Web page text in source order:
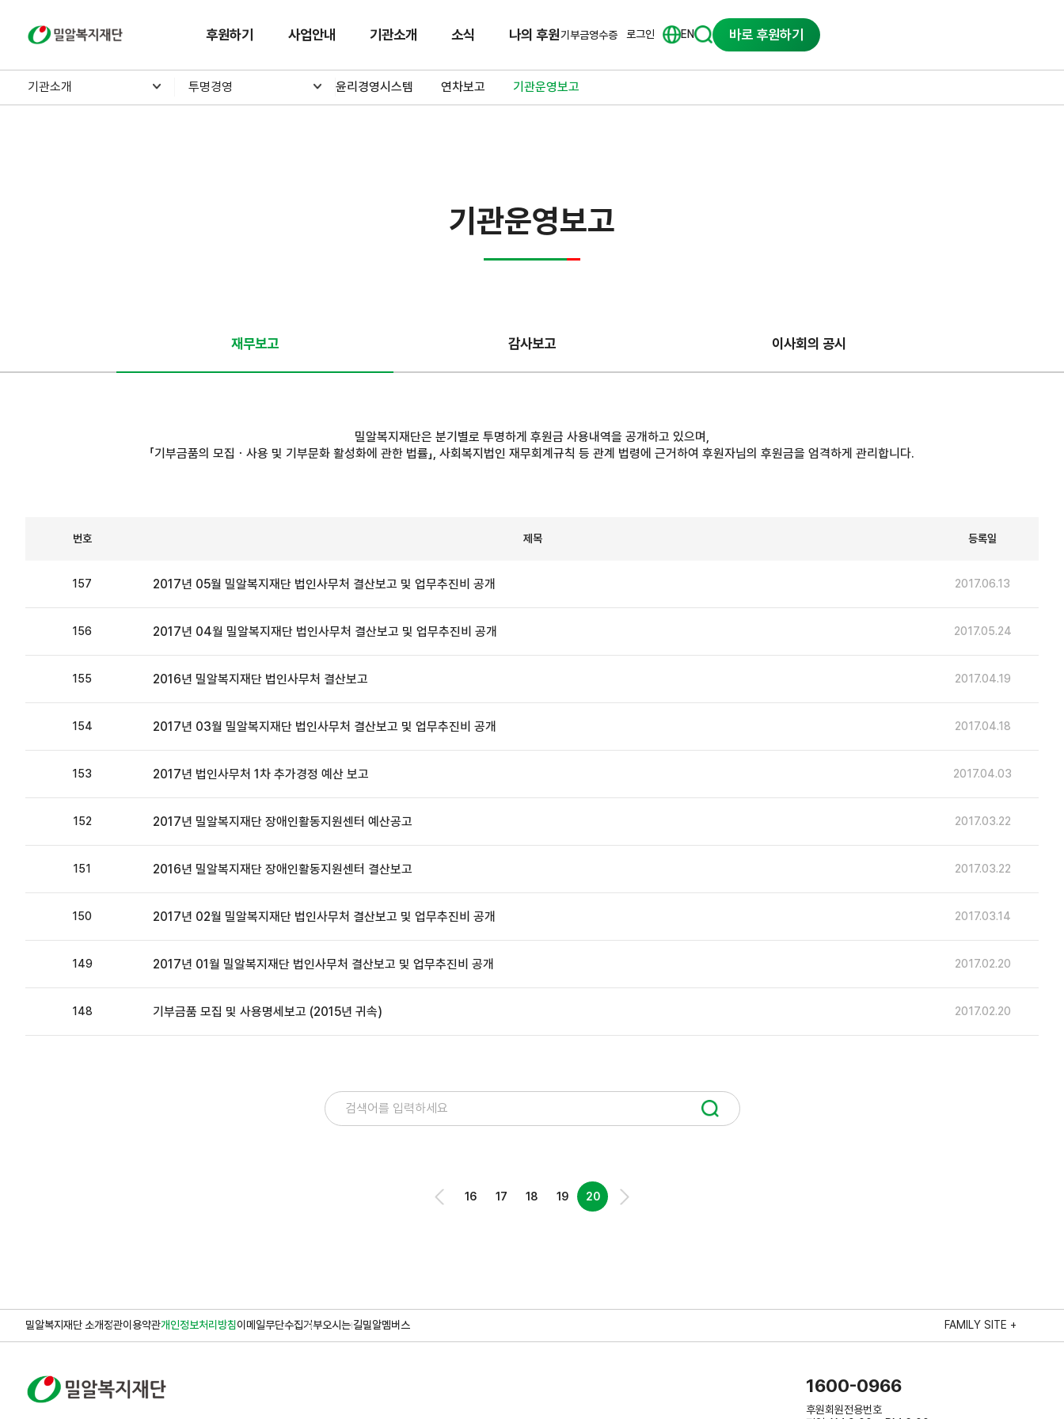
밀알복지재단 후원하기 사업안내 기관소개 소식 나의 후원기부금영수증 로그인 EN 바로 후원하기
기관소개 투명경영 윤리경영시스템 연차보고 기관운영보고
기관운영보고
재무보고 감사보고 이사회의 공시
밀알복지재단은 분기별로 투명하게 후원금 사용내역을 공개하고 있으며,
「기부금품의 모집ㆍ사용 및 기부문화 활성화에 관한 법률」, 사회복지법인 재무회계규칙 등 관계 법령에 근거하여 후원자님의 후원금을 엄격하게 관리합니다.
번호 제목 등록일
157 2017년 05월 밀알복지재단 법인사무처 결산보고 및 업무추진비 공개 2017.06.13
156 2017년 04월 밀알복지재단 법인사무처 결산보고 및 업무추진비 공개 2017.05.24
155 2016년 밀알복지재단 법인사무처 결산보고 2017.04.19
154 2017년 03월 밀알복지재단 법인사무처 결산보고 및 업무추진비 공개 2017.04.18
153 2017년 법인사무처 1차 추가경정 예산 보고 2017.04.03
152 2017년 밀알복지재단 장애인활동지원센터 예산공고 2017.03.22
151 2016년 밀알복지재단 장애인활동지원센터 결산보고 2017.03.22
150 2017년 02월 밀알복지재단 법인사무처 결산보고 및 업무추진비 공개 2017.03.14
149 2017년 01월 밀알복지재단 법인사무처 결산보고 및 업무추진비 공개 2017.02.20
148 기부금품 모집 및 사용명세보고 (2015년 귀속) 2017.02.20
16 17 18 19 20
밀알복지재단 소개정관이용약관개인정보처리방침이메일무단수집거부오시는 길밀알멤버스 FAMILY SITE +
1600-0966
후원회원전용번호